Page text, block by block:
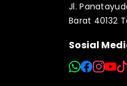
Jl.
Barat 40132
Sosial